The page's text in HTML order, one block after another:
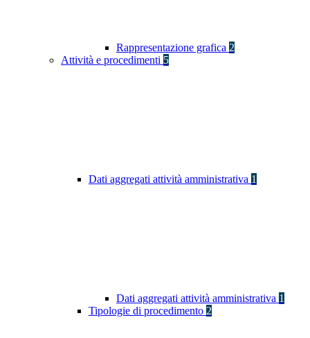
Rappresentazione grafica 2
Attività e procedimenti 5
Dati aggregati attività amministrativa 1
Dati aggregati attività amministrativa 1
Tipologie di procedimento 2